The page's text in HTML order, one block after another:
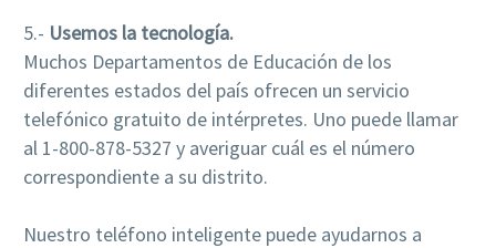
5.- Usemos la tecnología.
Muchos Departamentos de Educación de los
diferentes estados del país ofrecen un servicio
telefónico gratuito de intérpretes. Uno puede llamar
al 1-800-878-5327 y averiguar cuál es el número
correspondiente a su distrito.
Nuestro teléfono inteligente puede ayudarnos a